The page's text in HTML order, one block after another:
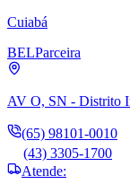
Cuiabá
BELParceira
AV O, SN - Distrito
(65) 98101-0010
(43) 3305-1700
Atende: